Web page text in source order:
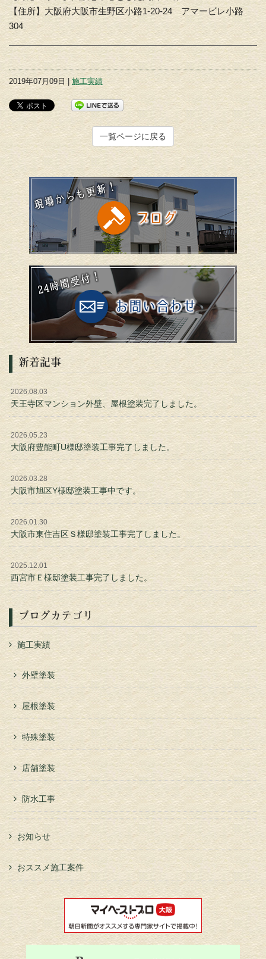
【住所】大阪府大阪市生野区小路1-20-24 アマービレ小路
304
2019年07月09日 | 施工実績
一覧ページに戻る
新着記事
2026.08.03
天王寺区マンション外壁、屋根塗装完了しました。
2026.05.23
大阪府豊能町U様邸塗装工事完了しました。
2026.03.28
大阪市旭区Y様邸塗装工事中です。
2026.01.30
大阪市東住吉区Ｓ様邸塗装工事完了しました。
2025.12.01
西宮市Ｅ様邸塗装工事完了しました。
ブログカテゴリ
施工実績
外壁塗装
屋根塗装
特殊塗装
店舗塗装
防水工事
お知らせ
おススメ施工案件